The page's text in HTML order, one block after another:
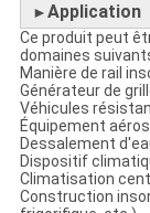
►Application
Ce produit peut
domaines
Manière de rail
Générateur de
Véhicules
Équipement
Dessalement
Dispositif
Climatisation
Construction